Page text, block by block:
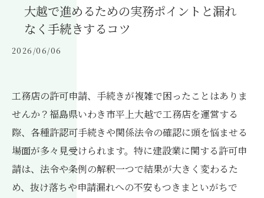
大越で進めるための実務ポイントと漏れ
なく手続きするコツ
2026/06/06
工務店の許可申請、手続きが複雑で困ったことはありま
せんか？福島県いわき市平上大越で工務店を運営する
際、各種許認可手続きや関係法令の確認に頭を悩ませる
場面が多々見受けられます。特に建設業に関する許可申
請は、法令や条例の解釈一つで結果が大きく変わるた
め、抜け落ちや申請漏れへの不安もつきまといがちで